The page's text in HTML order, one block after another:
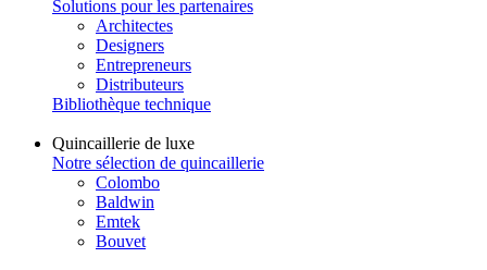
Solutions pour les partenaires
Architectes
Designers
Entrepreneurs
Distributeurs
Bibliothèque technique
Quincaillerie de luxe
Notre sélection de quincaillerie
Colombo
Baldwin
Emtek
Bouvet